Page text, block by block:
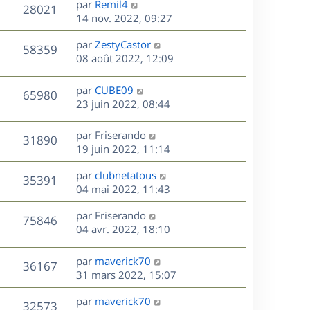
e
s
a
g
e
m
e
s
s
e
s
n
i
e
r
m
e
s
s
e
28021
u
D
e
r
n
i
r
m
s
a
e
par Remil4
14 nov. 2022, 09:27
58359V
u
e
s
D
e
i
e
r
m
e
s
a
e
par ZestyCastor
08 août 2022, 12:09
65980V
u
e
D
e
n
i
e
r
m
e
s
s
e
par CUBE09
23 juin 2022, 08:44
31890V
u
D
e
r
n
i
e
r
m
e
s
s
a
g
par Friserando
19 juin 2022, 11:14
35391
u
e
D
e
r
n
i
e
r
m
e
s
par clubnetatous
04 mai 2022, 11:43
75846V
u
e
D
e
n
i
e
r
par Friserando
04 avr. 2022, 18:10
36167V
u
D
e
r
n
par maverick70
31 mars 2022, 15:07
32573V
D
par maverick70